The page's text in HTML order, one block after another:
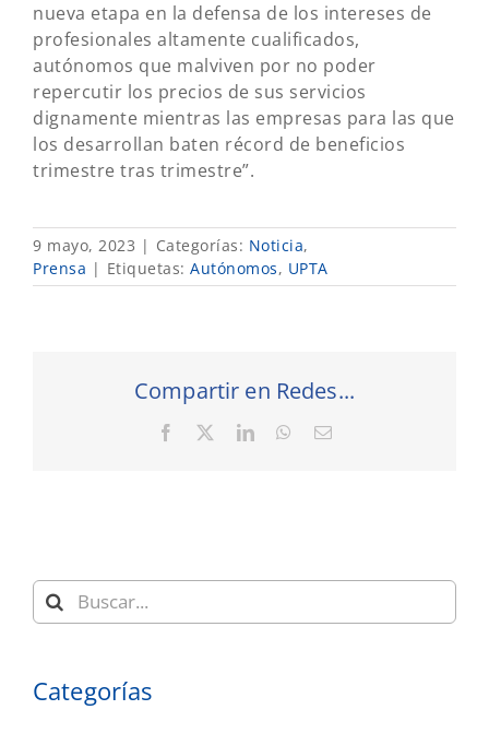
nueva etapa en la defensa de los intereses de
profesionales altamente cualificados,
autónomos que malviven por no poder
repercutir los precios de sus servicios
dignamente mientras las empresas para las que
los desarrollan baten récord de beneficios
trimestre tras trimestre”.
9 mayo, 2023 | Categorías: Noticia,
Prensa | Etiquetas: Autónomos, UPTA
Compartir en Redes...
Facebook LinkedInWhatsApp
Correo
Buscar:
Categorías